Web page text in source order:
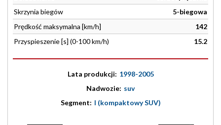
Skrzynia biegów
5-biegowa
Prędkość maksymalna [km/h]
142
Przyspieszenie [s] (0-100 km/h)
15.2
Lata produkcji: 1998-2005
Nadwozie: suv
Segment: I (kompaktowy SUV)